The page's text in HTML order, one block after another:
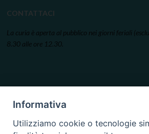
CONTATTACI
La curia è aperta al pubblico nei giorni feriali
8.30 alle ore 12.30.
Informativa
Utilizziamo cookie o tecnologie